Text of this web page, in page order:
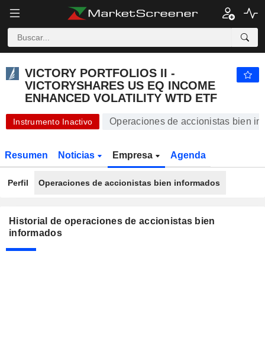
VICTORY PORTFOLIOS II -
VICTORYSHARES US EQ INCOME
ENHANCED VOLATILITY WTD ETF
Instrumento Inactivo Operaciones de accionistas bien
Resumen Noticias Empresa Agenda
Perfil Operaciones de accionistas bien informados
Historial de operaciones de accionistas bien
informados